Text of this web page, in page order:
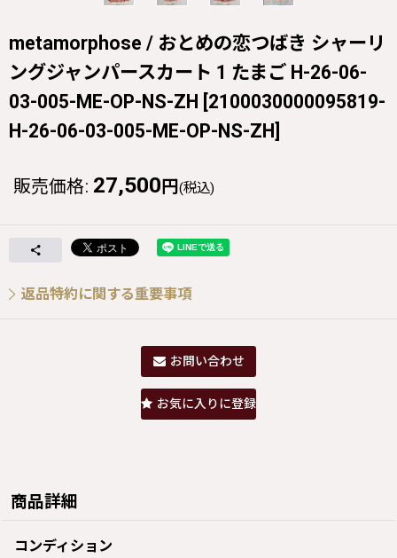
metamorphose / おとめの恋つばき シャーリ
ングジャンパースカート 1 たまご H-26-06-
03-005-ME-OP-NS-ZH [2100030000095819-
H-26-06-03-005-ME-OP-NS-ZH]
販売価格: 27,500 円 (税込)
返品特約に関する重要事項
お問い合わせ
お気に入りに登録
商品詳細
コンディション